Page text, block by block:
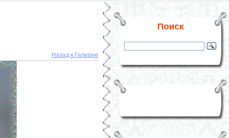
Назад к Галерее
Поиск